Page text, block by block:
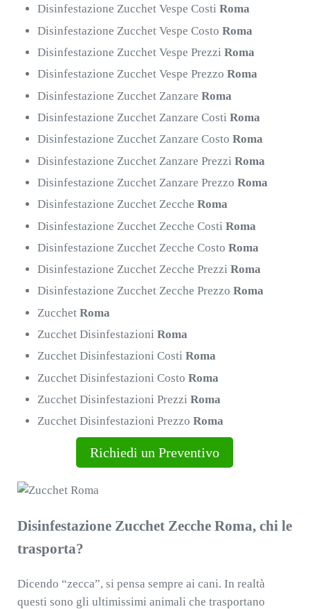
Disinfestazione Zucchet Vespe CostiRoma
Disinfestazione Zucchet Vespe CostoRoma
Disinfestazione Zucchet Vespe PrezziRoma
Disinfestazione Zucchet Vespe PrezzoRoma
Disinfestazione Zucchet ZanzareRoma
Disinfestazione Zucchet Zanzare CostiRoma
Disinfestazione Zucchet Zanzare CostoRoma
Disinfestazione Zucchet Zanzare PrezziRoma
Disinfestazione Zucchet Zanzare PrezzoRoma
Disinfestazione Zucchet ZeccheRoma
Disinfestazione Zucchet Zecche CostiRoma
Disinfestazione Zucchet Zecche CostoRoma
Disinfestazione Zucchet Zecche PrezziRoma
Disinfestazione Zucchet Zecche PrezzoRoma
ZucchetRoma
Zucchet DisinfestazioniRoma
Zucchet Disinfestazioni CostiRoma
Zucchet Disinfestazioni CostoRoma
Zucchet Disinfestazioni PrezziRoma
Zucchet Disinfestazioni PrezzoRoma
Richiedi un Preventivo
Disinfestazione Zucchet Zecche Roma, chi le
trasporta?
Dicendo “zecca”, si pensa sempre ai cani. In realtà
questi sono gli ultimissimi animali che trasportano